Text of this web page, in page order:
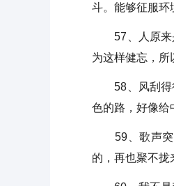
斗。能够征服
57、人原来是
为这样健忘，
58、风刮得很
色的路，好像
59、歌声突然
的，再也聚不